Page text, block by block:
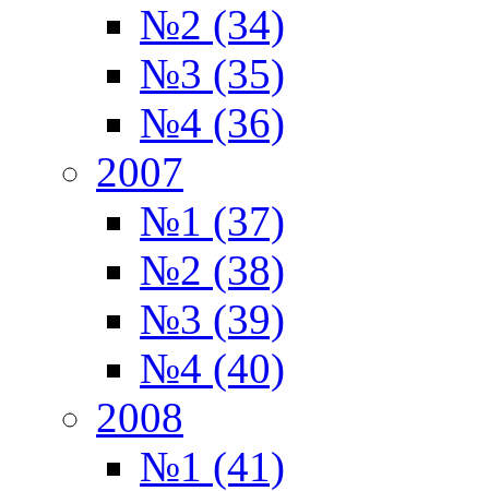
№2 (34)
№3 (35)
№4 (36)
2007
№1 (37)
№2 (38)
№3 (39)
№4 (40)
2008
№1 (41)